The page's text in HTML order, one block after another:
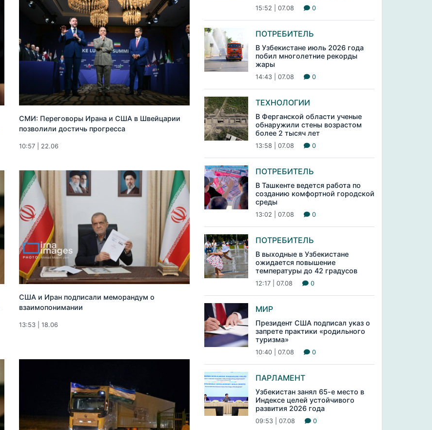
СМИ: Переговоры Ирана и США в Швейцарии
позволили достичь прогресса
10:57 | 22.06
США и Иран подписали меморандум о
взаимопонимании
13:53 | 18.06
15:52 | 07.08 0
ПОТРЕБИТЕЛЬ
В Узбекистане июль 2026 года
побил многолетние рекорды
жары
14:43 | 07.08 0
ТЕХНОЛОГИИ
В Ферганской области ученые
обнаружили стены возрастом
более 2 тысяч лет
13:58 | 07.08 0
ПОТРЕБИТЕЛЬ
В Ташкенте ведется работа по
созданию комфортной городской
среды
13:02 | 07.08 0
ПОТРЕБИТЕЛЬ
В выходные в Узбекистане
ожидается повышение
температуры до 42 градусов
12:17 | 07.08 0
МИР
Президент США подписал указ о
запрете практики «родильного
туризма»
10:40 | 07.08 0
ПАРЛАМЕНТ
Узбекистан занял 65-е место в
Индексе целей устойчивого
развития 2026 года
09:53 | 07.08 0